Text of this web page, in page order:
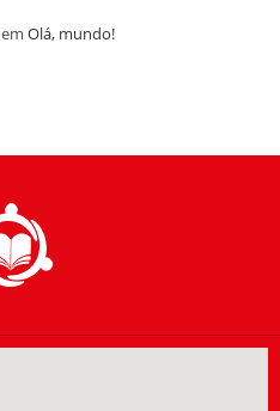
emOlá, mundo!